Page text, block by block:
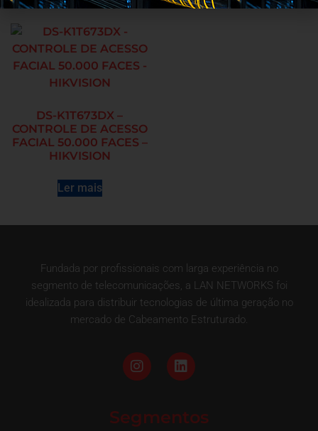
DS-K1T673DX –
CONTROLE DE ACESSO
FACIAL 50.000 FACES –
HIKVISION
Ler mais
Fundada por profissionais com larga experiência no
segmento de telecomunicações, a LAN NETWORKS foi
idealizada para distribuir tecnologias de última geração no
mercado de Cabeamento Estruturado.
Segmentos